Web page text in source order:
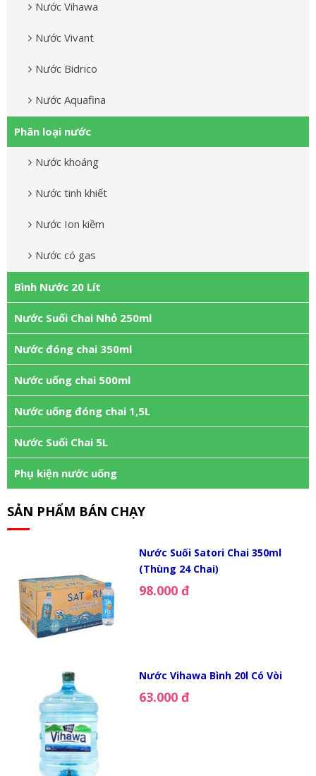
Nước Vihawa
Nước Vivant
Nước Bidrico
Nước Aquafina
Phân loại nước
Nước khoáng
Nước tinh khiết
Nước Ion kiềm
Nước có gas
Bình Nước 20 Lít
Nước Suối Chai Nhỏ 250ml
Nước đóng chai 350ml
Nước uống chai 500ml
Nước uống đóng chai 1,5L
Nước Suối Chai 5L
Phụ kiện nước uống
SẢN PHẨM BÁN CHẠY
Nước Suối Satori Chai 350ml
(Thùng 24 Chai)
98.000 đ
Nước Vihawa Bình 20l Có Vòi
63.000 đ